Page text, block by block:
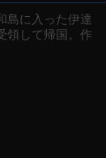
島に入った伊達
領して帰国。作